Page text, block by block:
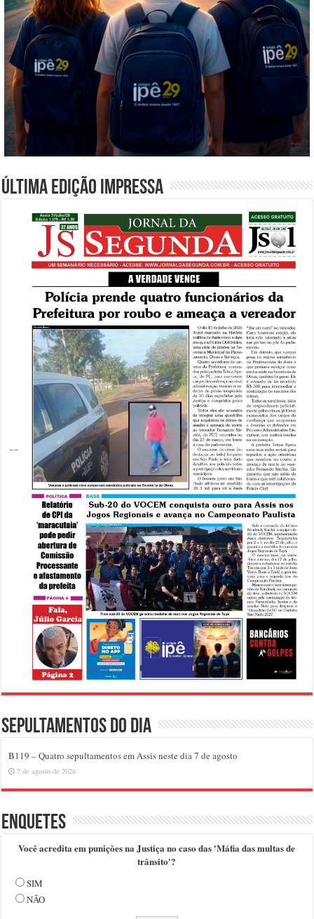
Última edição impressa
Sepultamentos do dia
B119 – Quatro sepultamentos em Assis neste dia 7 de agosto
7 de agosto de 2026
Enquetes
Você acredita em punições na Justiça no caso das 'Máfia das multas de
trânsito'?
SIM
NÃO